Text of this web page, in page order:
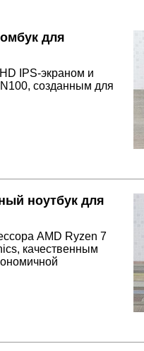
для
IPS-экраном и
созданным для
ноутбук для
AMD Ryzen 7
качественным